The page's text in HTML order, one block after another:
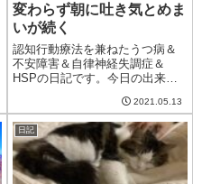
変わらず朝に吐き気とめま
いが続く
認知行動療法を兼ねたうつ病＆
不安障害＆自律神経失調症＆
HSPの日記です。今日の出来事
が差すことはあるけど、基本的
にはずっと曇りだった。洗濯物
は外に出せば乾いたかもしれな
いけど、今日も浴室乾燥。明日
も雨みたいだし、...
2021.05.13
日記